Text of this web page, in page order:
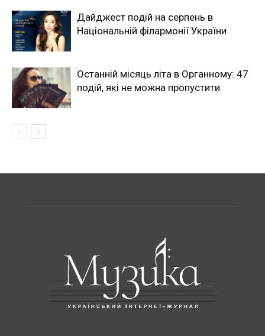
Дайджест подій на серпень в
Національній філармонії України
Останній місяць літа в Органному: 47
подій, які не можна пропустити